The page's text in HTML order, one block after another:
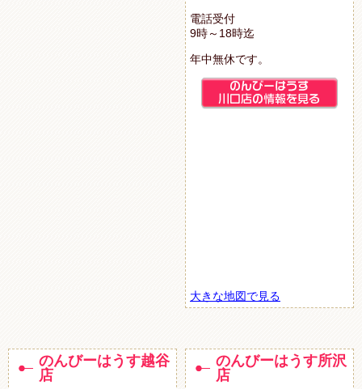
電話受付
9時～18時迄
年中無休です。
大きな地図で見る
のんびーはうす越谷
店
のんびーはうす所沢
店